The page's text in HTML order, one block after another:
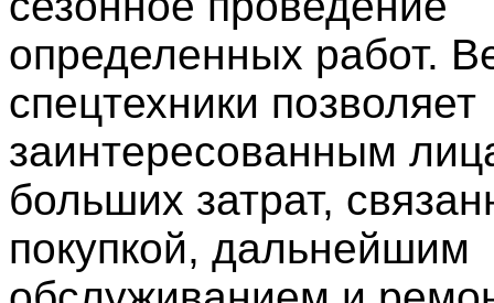
определенных работ.
спецтехники позволяет
заинтересованным
больших затрат,
покупкой, дальнейшим